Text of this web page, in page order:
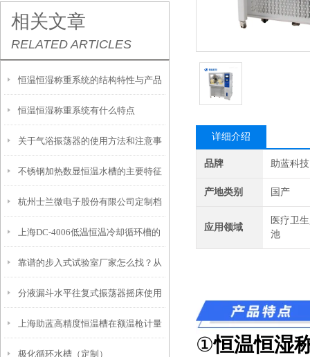
相关文章
RELATED ARTICLES
恒温恒湿称重系统的结构特性与产品
功能配置
恒温恒湿称重系统有什么特点
关于气浴振荡器的使用方法和注意事
项
不锈钢加热数显恒温水槽的主要特征
和维护使用
杭州士兰微电子股份有限公司定制档
案-恒温槽80L
上海DC-4006低温恒温冷却循环槽的
产品特点和应用
靠谱的步入式试验室厂家怎么找？从
信誉和资质入手
分液漏斗水平往复式振荡器摇床使用
时需要注意这几点
上海助蓝高精度恒温槽在额温枪计量
极化循环水槽（定制）
详细介绍
品牌 助蓝科技
产地类别 国产
应用领域
医疗卫
池
①恒温恒湿